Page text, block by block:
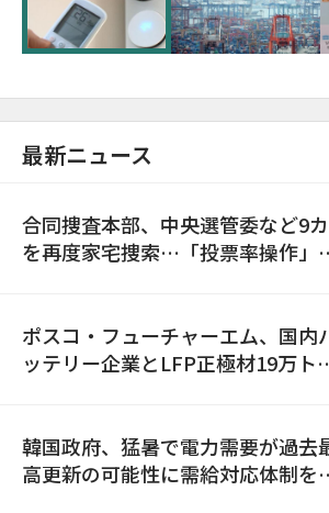
最新ニュース
合同捜査本部、中央選管委など9
を再度家宅捜索…「投票率操作」
ポスコ・フューチャーエム、国内
ッテリー企業とLFP正極材19万ト
韓国政府、猛暑で電力需要が過去
高更新の可能性に需給対応体制を